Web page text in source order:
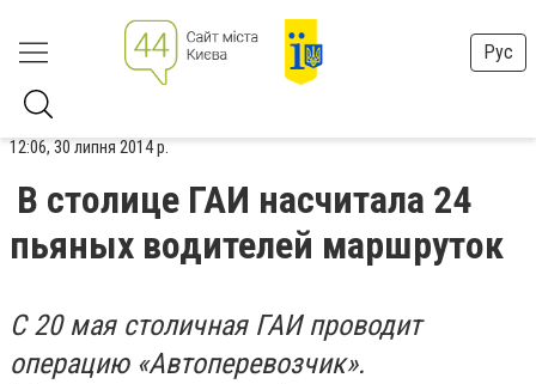
Рус
12:06, 30 липня 2014 р.
В столице ГАИ насчитала 24
пьяных водителей маршруток
С 20 мая столичная ГАИ проводит
операцию «Автоперевозчик».